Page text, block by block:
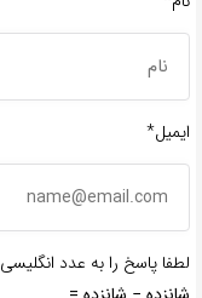
ایمیل*
لطفا پاسخ را به عدد